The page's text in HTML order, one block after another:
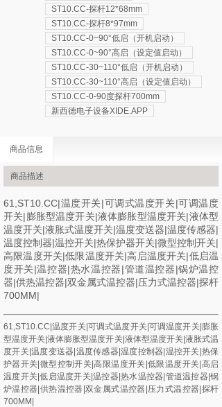
ST10.CC-探杆12*68mm
ST10.CC-探杆8*97mm
ST10.CC-0~90°低启（开机启动）
ST10.CC-0~90°高启（设定值启动）
ST10.CC-30~110°低启（开机启动）
ST10.CC-30~110°高启（设定值启动）
ST10.CC-0-90度探杆700mm
新西德电子设备XIDE.APP
商品信息
商品描述
61,ST10.CC|温度开关|可调式温度开关|可调温度
开关|膨胀型温度开关|液体膨胀型温度开关|液体型
温度开关|液胀式温度开关|温度变送器|温度传感器|
温度控制器|温控开关|热保护器开关|微型控制开关|
高限温度开关|低限温度开关|高启温度开关|低启温
度开关|温控器|热水温控器|管道温控器|锅炉温控
器|供热温控器|双金属式温控器|压力式温控器|探杆
700MM|
61,ST10.CC|温度开关|可调式温度开关|可调温度开关|膨胀
型温度开关|液体膨胀型温度开关|液体型温度开关|液胀式温
度开关|温度变送器|温度传感器|温度控制器|温控开关|热保
护器开关|微型控制开关|高限温度开关|低限温度开关|高启
温度开关|低启温度开关|温控器|热水温控器|管道温控器|锅
炉温控器|供热温控器|双金属式温控器|压力式温控器|探杆
700MM|